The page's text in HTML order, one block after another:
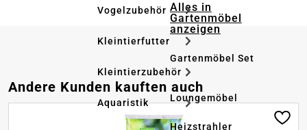
Vogelzubehör
Kleintierfutter
Kleintierzubehör
Aquaristik
Alles in
Gartenmöbel
anzeigen
Gartenmöbel Set
Loungemöbel
Heizstrahler
Produktgalerie überspringen
Andere Kunden kauften auch